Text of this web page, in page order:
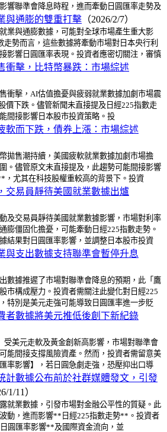
響聯準會降息時程，進而牽動日圓匯率走勢及
與通膨的雙重打擊 （2026/2/7）
業與通膨數據，可能對全球市場產生重大影
走勢而言，這些數據將牽動市場對日本央行利
影響日圓匯率表現。投資者應密切關注，審慎
衝擊，比特幣暴跌：市場綜述
衝擊，AI估值擔憂與疲弱就業數據加劇市場震
價下跌。儘管新聞未直接提及日經225指數走
間接影響日本股市投資策略。投
軟而下跌，債券上漲：市場綜述
拋售潮持續，美國疲軟就業數據加劇市場擔
。儘管原文未直接提及，此趨勢可能間接影響
尤其在科技股權重較高的背景下。投資
交易員靜待美國就業數據出爐
及交易員靜待美國就業數據影響，市場對利率
膨僵固化擔憂，可能牽動日經225指數走勢。
結果對日圓匯率影響，並調整日本股市投資
與支出數據支持聯準會暫停升息
數據推遲了市場對聯準會降息的預期，此「鷹
市構成壓力。投資者需關注此變化對日經225
特別是美元走強可能導致日圓匯率進一步貶
者數據將美元推低後創下新紀錄
受美元走軟及黃金創新高影響，市場對聯準會
能間接支撐風險資產。然而，投資者需留意美
率影響】，若日圓急劇走強，恐壓抑出口導
計數據公布前於社群媒體發文，引發
1/11）
就業數據，引發市場對金融公平性的質疑。此
動，進而影響**日經225指數走勢**。投資者
圓匯率影響**及國際資金流向，並